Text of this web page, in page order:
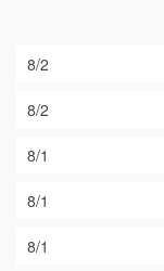
8/2
8/2
8/1
8/1
8/1